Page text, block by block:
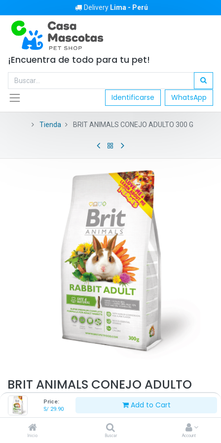
Price:
S/ 29.90 Add to Cart
Inicio Buscar Account
Delivery Lima - Perú
¡Encuentra de todo para tu pet!
Identificarse WhatsApp
Tienda BRIT ANIMALS CONEJO ADULTO 300 G
BRIT ANIMALS CONEJO ADULTO
300 G
29.90